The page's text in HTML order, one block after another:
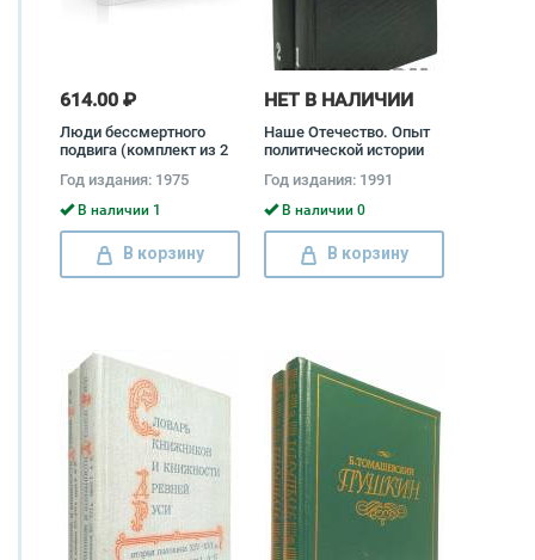
614.00 ₽
Люди бессмертного
подвига (комплект из 2
Год издания: 1975
В наличии 1
В корзину
НЕТ В НАЛИЧИИ
Наше Отечество. Опыт
политической истории
Год издания: 1991
В наличии 0
В корзину